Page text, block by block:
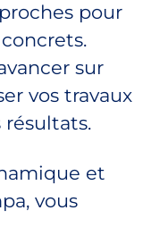
pour
sur
vos travaux
et
vous